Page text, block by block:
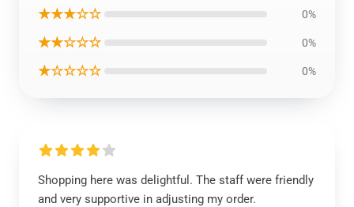
★★★☆☆ 0%
★★☆☆☆ 0%
★☆☆☆☆ 0%
Shopping here was delightful. The staff were friendly
and very supportive in adjusting my order.